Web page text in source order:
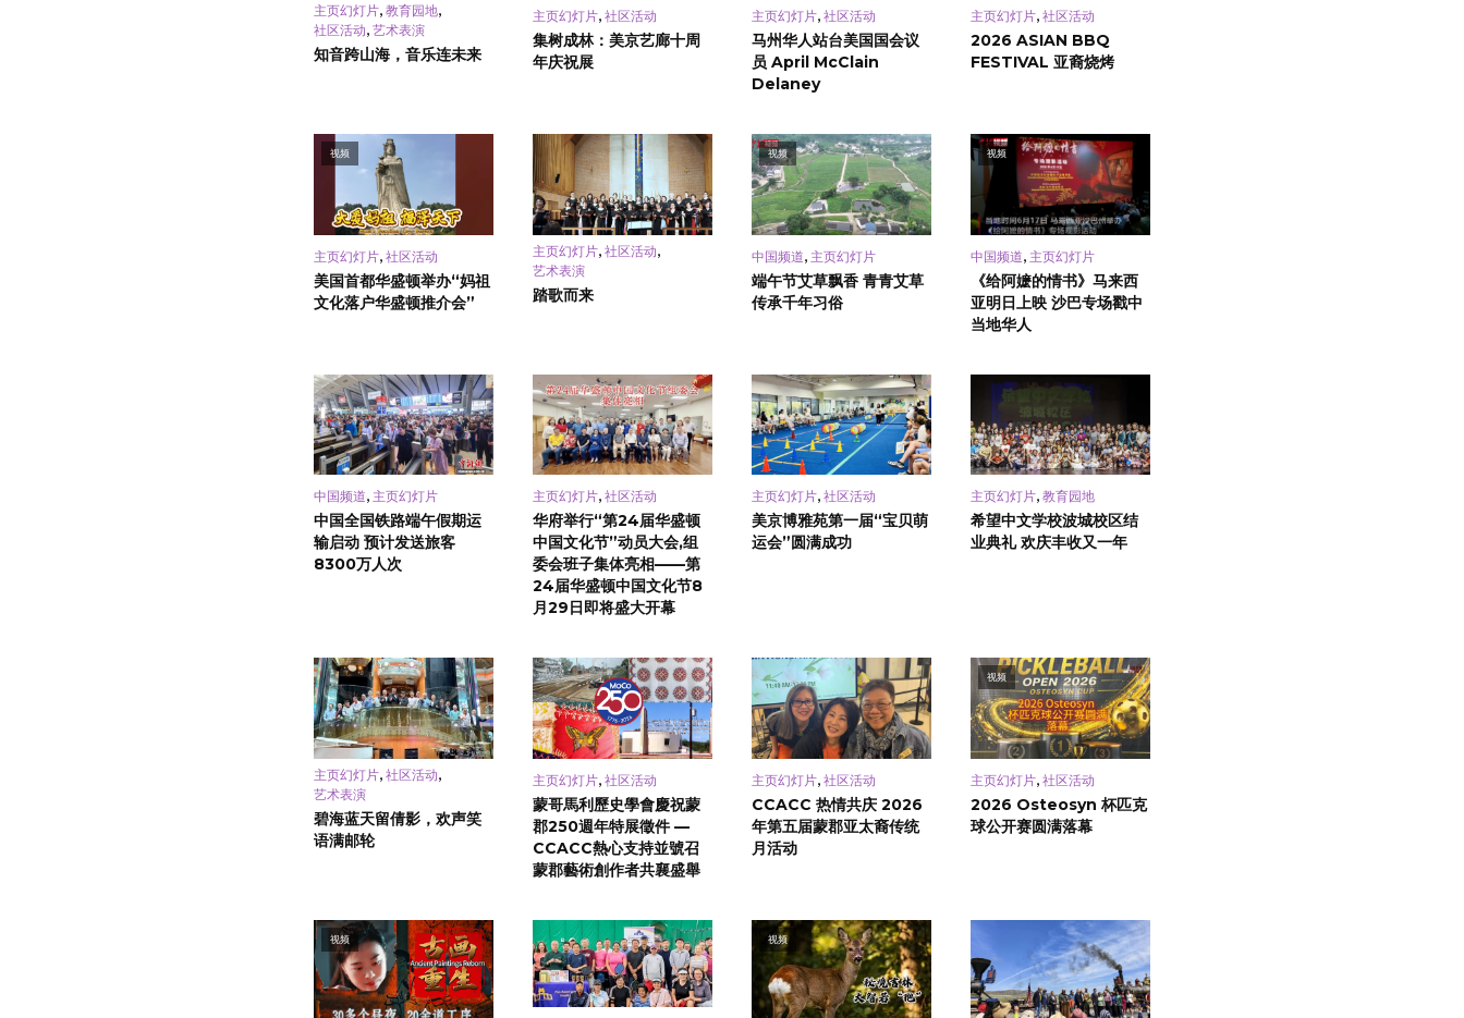
主页幻灯片 教育园地
社区活动 艺术表演
知音跨山海，音乐连未来
主页幻灯片 社区活动
集树成林：美京艺廊十周
年庆祝展
主页幻灯片 社区活动
马州华人站台美国国会议
员 April McClain
Delaney
主页幻灯片 社区活动
2026 ASIAN BBQ
FESTIVAL 亚裔烧烤
视频
主页幻灯片 社区活动
美国首都华盛顿举办“妈祖
文化落户华盛顿推介会”
主页幻灯片 社区活动
艺术表演
踏歌而来
视频
中国频道 主页幻灯片
端午节艾草飘香 青青艾草
传承千年习俗
视频
中国频道 主页幻灯片
《给阿嬷的情书》马来西
亚明日上映 沙巴专场戳中
当地华人
中国频道, 主页幻灯片
中国全国铁路端午假期运
输启动 预计发送旅客
8300万人次
主页幻灯片, 社区活动
华府举行“第24届华盛顿
中国文化节”动员大会,组
委会班子集体亮相——第
24届华盛顿中国文化节8
月29日即将盛大开幕
主页幻灯片, 社区活动
美京博雅苑第一届“宝贝萌
运会”圆满成功
主页幻灯片, 教育园地
希望中文学校波城校区结
业典礼 欢庆丰收又一年
主页幻灯片, 社区活动,
艺术表演
碧海蓝天留倩影，欢声笑
语满邮轮
主页幻灯片, 社区活动
蒙哥馬利歷史學會慶祝蒙
郡250週年特展徵件 —
CCACC熱心支持並號召
蒙郡藝術創作者共襄盛舉
主页幻灯片, 社区活动
CCACC 热情共庆 2026
年第五届蒙郡亚太裔传统
月活动
视频
主页幻灯片, 社区活动
2026 Osteosyn 杯匹克
球公开赛圆满落幕
视频 视频